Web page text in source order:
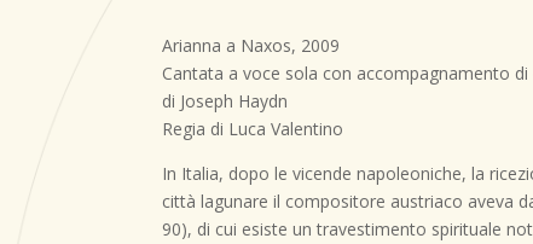
Arianna a Naxos, 2009
Cantata a voce sola con accompagnamento di
di Joseph Haydn
Regia di Luca Valentino
In Italia, dopo le vicende napoleoniche, la
città lagunare il compositore austriaco aveva
90), di cui esiste un travestimento spirituale